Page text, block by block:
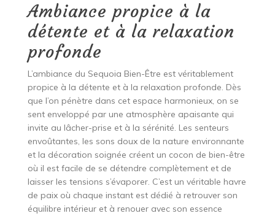
Ambiance propice à la
détente et à la relaxation
profonde
L’ambiance du Sequoia Bien-Être est véritablement
propice à la détente et à la relaxation profonde. Dès
que l’on pénètre dans cet espace harmonieux, on se
sent enveloppé par une atmosphère apaisante qui
invite au lâcher-prise et à la sérénité. Les senteurs
envoûtantes, les sons doux de la nature environnante
et la décoration soignée créent un cocon de bien-être
où il est facile de se détendre complètement et de
laisser les tensions s’évaporer. C’est un véritable havre
de paix où chaque instant est dédié à retrouver son
équilibre intérieur et à renouer avec son essence